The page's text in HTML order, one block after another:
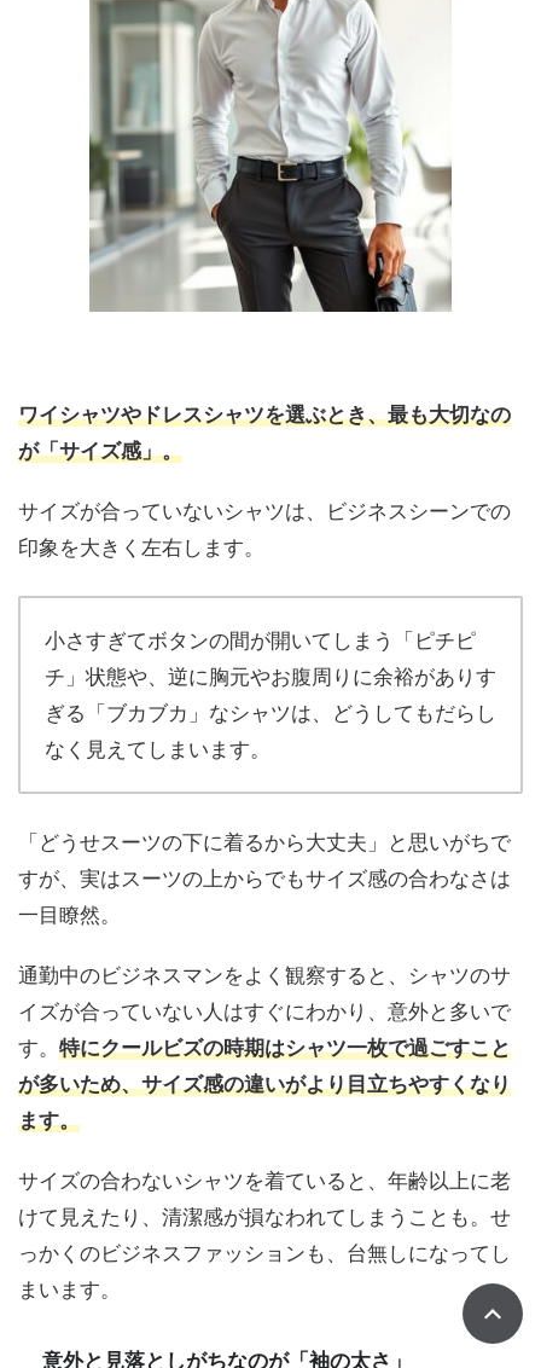
ワイシャツやドレスシャツを選ぶとき、最も大切なの
が「サイズ感」。
サイズが合っていないシャツは、ビジネスシーンでの
印象を大きく左右します。
小さすぎてボタンの間が開いてしまう「ピチピ
チ」状態や、逆に胸元やお腹周りに余裕がありす
ぎる「ブカブカ」なシャツは、どうしてもだらし
なく見えてしまいます。
「どうせスーツの下に着るから大丈夫」と思いがちで
すが、実はスーツの上からでもサイズ感の合わなさは
一目瞭然。
通勤中のビジネスマンをよく観察すると、シャツのサ
イズが合っていない人はすぐにわかり、意外と多いで
す。 特にクールビズの時期はシャツ一枚で過ごすこと
が多いため、サイズ感の違いがより目立ちやすくなり
ます。
サイズの合わないシャツを着ていると、年齢以上に老
けて見えたり、清潔感が損なわれてしまうことも。せ
っかくのビジネスファッションも、台無しになってし
まいます。
意外と見落としがちなのが「袖の太さ」